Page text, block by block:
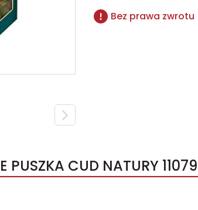
Bez prawa zwrotu
PUSZKA CUD NATURY